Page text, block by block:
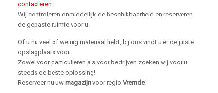
contacteren.
Wij controleren onmiddellijk de beschikbaarheid en reserveren
de gepaste ruimte voor u.
Of u nu veel of weinig materiaal hebt, bij ons vindt u er de juiste
opslagplaats voor.
Zowel voor particulieren als voor bedrijven zoeken wij voor u
steeds de beste oplossing!
Reserveer nu uw magazijnvoor regio Vremde!